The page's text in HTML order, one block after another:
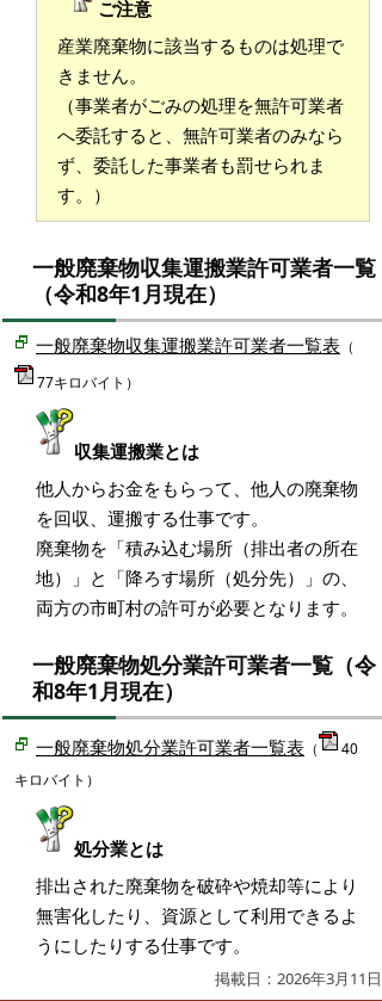
ご注意
産業廃棄物に該当するものは処理で
きません。
（事業者がごみの処理を無許可業者
へ委託すると、無許可業者のみなら
ず、委託した事業者も罰せられま
す。）
一般廃棄物収集運搬業許可業者一覧
（令和8年1月現在）
一般廃棄物収集運搬業許可業者一覧表 （
77キロバイト）
収集運搬業とは
他人からお金をもらって、他人の廃棄物
を回収、運搬する仕事です。
廃棄物を「積み込む場所（排出者の所在
地）」と「降ろす場所（処分先）」の、
両方の市町村の許可が必要となります。
一般廃棄物処分業許可業者一覧（令
和8年1月現在）
一般廃棄物処分業許可業者一覧表 （
40
キロバイト）
処分業とは
排出された廃棄物を破砕や焼却等により
無害化したり、資源として利用できるよ
うにしたりする仕事です。
掲載日：2026年3月11日